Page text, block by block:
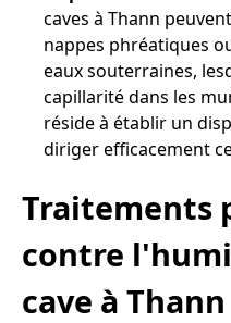
caves à Thann
nappes phréatiques
eaux souterraines,
capillarité dans les
réside à établir un
diriger efficacement
Traitements
contre
cave à Thann